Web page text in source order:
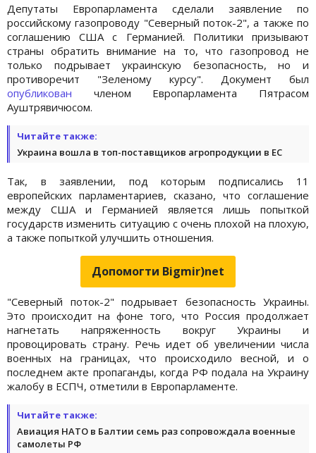
Депутаты Европарламента сделали заявление по
российскому газопроводу "Северный поток-2", а также по
соглашению США с Германией. Политики призывают
страны обратить внимание на то, что газопровод не
только подрывает украинскую безопасность, но и
противоречит "Зеленому курсу". Документ был
опубликован членом Европарламента Пятрасом
Ауштрявичюсом.
Читайте также:
Украина вошла в топ-поставщиков агропродукции в ЕС
Так, в заявлении, под которым подписались 11
европейских парламентариев, сказано, что соглашение
между США и Германией является лишь попыткой
государств изменить ситуацию с очень плохой на плохую,
а также попыткой улучшить отношения.
Допомогти Bigmir)net
"Северный поток-2" подрывает безопасность Украины.
Это происходит на фоне того, что Россия продолжает
нагнетать напряженность вокруг Украины и
провоцировать страну. Речь идет об увеличении числа
военных на границах, что происходило весной, и о
последнем акте пропаганды, когда РФ подала на Украину
жалобу в ЕСПЧ, отметили в Европарламенте.
Читайте также:
Авиация НАТО в Балтии семь раз сопровождала военные
самолеты РФ